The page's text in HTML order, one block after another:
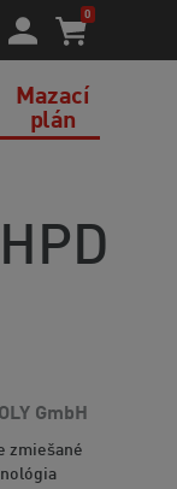
0
Mazací
plán
GmbH
zmiešané